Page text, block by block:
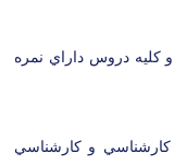
كليه دروس داراي نمره
دوره‌هاي كارشناسي و كارشناسي